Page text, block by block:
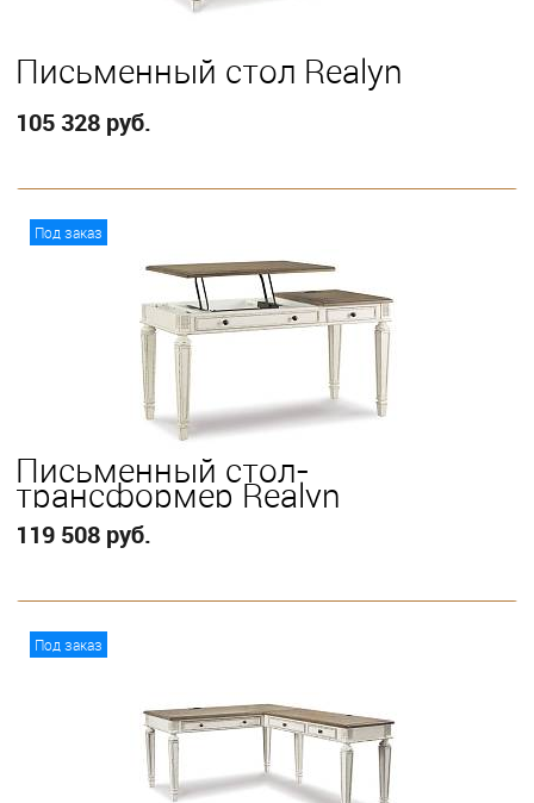
Письменный стол Realyn
105 328 руб.
Под заказ
Письменный стол-
трансформер Realyn
119 508 руб.
Под заказ